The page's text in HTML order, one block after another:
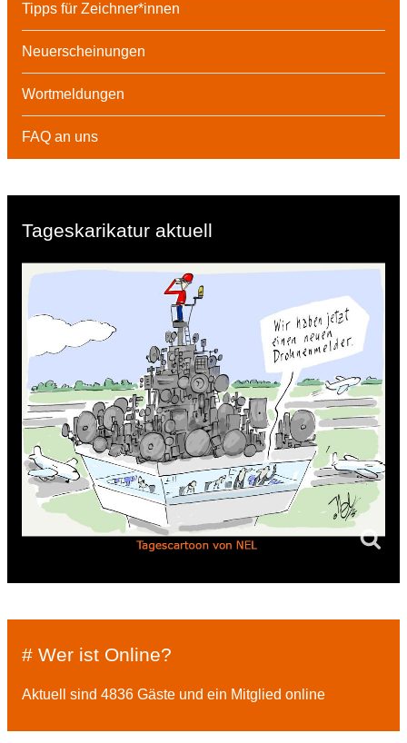
Tipps für Zeichner*innen
Neuerscheinungen
Wortmeldungen
FAQ an uns
Tageskarikatur aktuell
# Wer ist Online?
Aktuell sind 4836 Gäste und ein Mitglied online